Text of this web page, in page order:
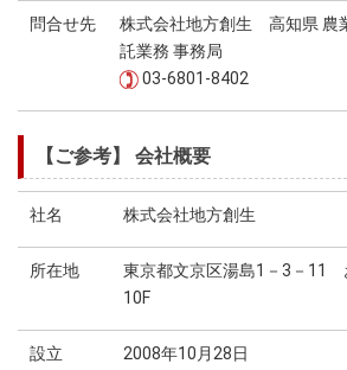
問合せ先
株式会社地方創生 高知県 農
託業務 事務局
03-6801-8402
【ご参考】 会社概要
社名 株式会社地方創生
所在地
東京都文京区湯島1－3－11
10F
設立 2008年10月28日